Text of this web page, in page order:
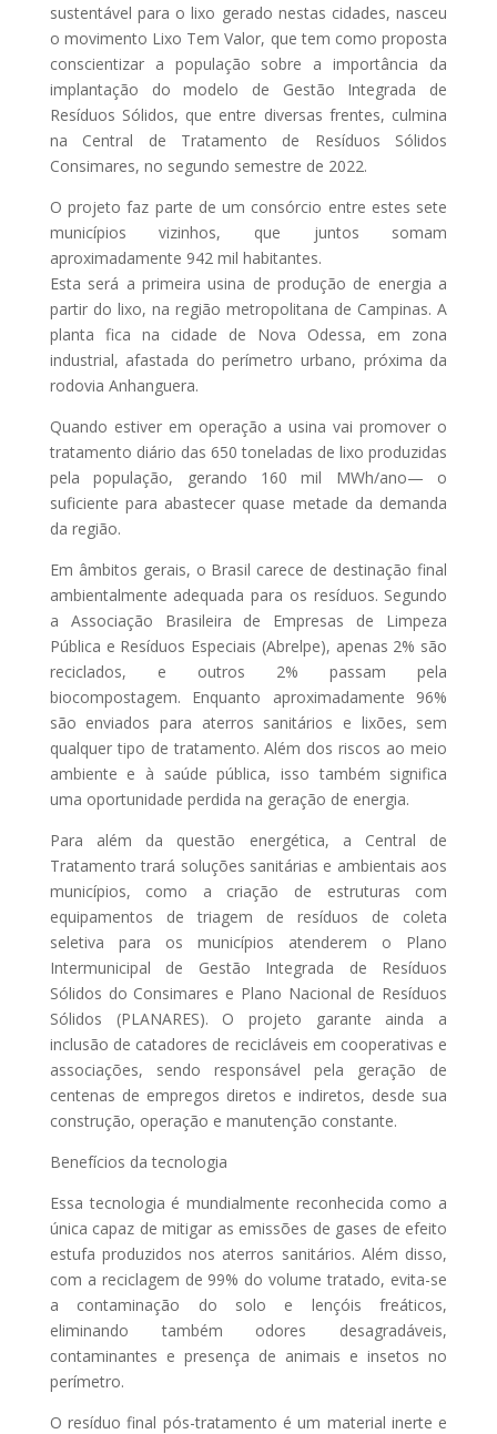
sustentável para o lixo gerado nestas cidades, nasceu
o movimento Lixo Tem Valor, que tem como proposta
conscientizar a população sobre a importância da
implantação do modelo de Gestão Integrada de
Resíduos Sólidos, que entre diversas frentes, culmina
na Central de Tratamento de Resíduos Sólidos
Consimares, no segundo semestre de 2022.
O projeto faz parte de um consórcio entre estes sete
municípios vizinhos, que juntos somam
aproximadamente 942 mil habitantes.
Esta será a primeira usina de produção de energia a
partir do lixo, na região metropolitana de Campinas. A
planta fica na cidade de Nova Odessa, em zona
industrial, afastada do perímetro urbano, próxima da
rodovia Anhanguera.
Quando estiver em operação a usina vai promover o
tratamento diário das 650 toneladas de lixo produzidas
pela população, gerando 160 mil MWh/ano— o
suficiente para abastecer quase metade da demanda
da região.
Em âmbitos gerais, o Brasil carece de destinação final
ambientalmente adequada para os resíduos. Segundo
a Associação Brasileira de Empresas de Limpeza
Pública e Resíduos Especiais (Abrelpe), apenas 2% são
reciclados, e outros 2% passam pela
biocompostagem. Enquanto aproximadamente 96%
são enviados para aterros sanitários e lixões, sem
qualquer tipo de tratamento. Além dos riscos ao meio
ambiente e à saúde pública, isso também significa
uma oportunidade perdida na geração de energia.
Para além da questão energética, a Central de
Tratamento trará soluções sanitárias e ambientais aos
municípios, como a criação de estruturas com
equipamentos de triagem de resíduos de coleta
seletiva para os municípios atenderem o Plano
Intermunicipal de Gestão Integrada de Resíduos
Sólidos do Consimares e Plano Nacional de Resíduos
Sólidos (PLANARES). O projeto garante ainda a
inclusão de catadores de recicláveis em cooperativas e
associações, sendo responsável pela geração de
centenas de empregos diretos e indiretos, desde sua
construção, operação e manutenção constante.
Benefícios da tecnologia
Essa tecnologia é mundialmente reconhecida como a
única capaz de mitigar as emissões de gases de efeito
estufa produzidos nos aterros sanitários. Além disso,
com a reciclagem de 99% do volume tratado, evita-se
a contaminação do solo e lençóis freáticos,
eliminando também odores desagradáveis,
contaminantes e presença de animais e insetos no
perímetro.
O resíduo final pós-tratamento é um material inerte e